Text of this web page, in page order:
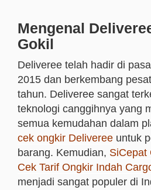
Mengenal
Gokil
Deliveree telah hadir di
2015 dan berkembang
tahun. Deliveree sangat
teknologi canggihnya yang
semua kemudahan dalam
cek ongkir Deliveree untuk
barang. Kemudian, SiCepat
Cek Tarif Ongkir Indah
menjadi sangat populer di